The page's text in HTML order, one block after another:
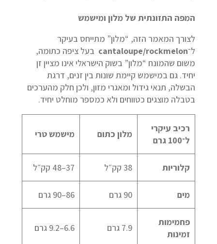
המפה התזונתית של מלון ומישמש
לצורך המאמר הזה, “מלון” מתייחס בעיקר
ל־cantaloupe/rockmelon בעל ציפה כתומה,
משום שהמונח “מלון” בשוק הישראלי אינו מציין זן
יחיד. גם במישמש קיימת שונות בין זנים, דרגת
הבשלה, תנאי גידול ומאגרי מזון, ולכן חלק מהערכים
בטבלה מוצגים כטווחים ולא כמספר מוחלט יחיד.
רכיב עיקרי
ל־100 גרם
מלון כתום מישמש טרי
קלוריות 38 קק״ל 37–48 קק״ל
מים 90 גרם 86–90 גרם
פחמימות
זמינות
7.9 גרם 6.6–9.2 גרם